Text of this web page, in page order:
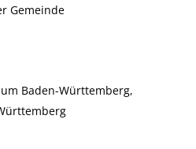
Gemeinde
Baden-Württemberg,